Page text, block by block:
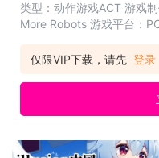
类型：动作游戏ACT 游戏制作：Mopeful Games 游戏发行：No
More Robots 游戏平台：PC 游戏语言：中文,英文,日文,其他 发
中，就算到了今天，我们
仅限VIP下载，请先 登录